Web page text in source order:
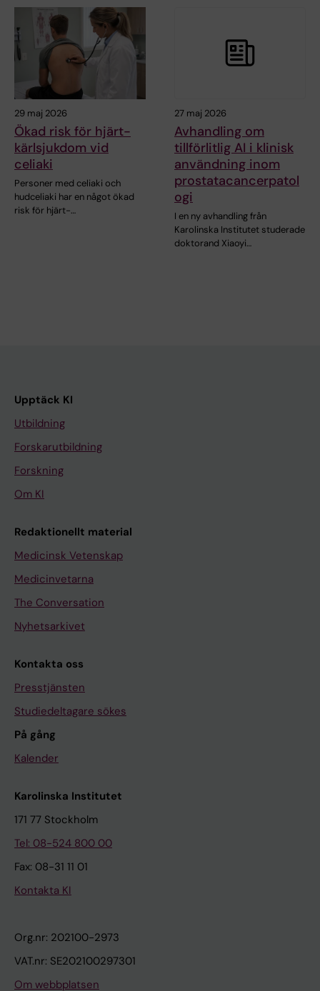
29 maj 2026
Ökad risk för hjärt-
kärlsjukdom vid
celiaki
Personer med celiaki och
hudceliaki har en något ökad
risk för hjärt-…
27 maj 2026
Avhandling om
tillförlitlig AI i klinisk
användning inom
prostatacancerpatol
ogi
I en ny avhandling från
Karolinska Institutet studerade
doktorand Xiaoyi…
Upptäck KI
Utbildning
Forskarutbildning
Forskning
Om KI
Redaktionellt material
Medicinsk Vetenskap
Medicinvetarna
The Conversation
Nyhetsarkivet
Kontakta oss
Presstjänsten
Studiedeltagare sökes
På gång
Kalender
Karolinska Institutet
171 77 Stockholm
Tel: 08-524 800 00
Fax: 08-31 11 01
Kontakta KI
Org.nr: 202100-2973
VAT.nr: SE202100297301
Om webbplatsen